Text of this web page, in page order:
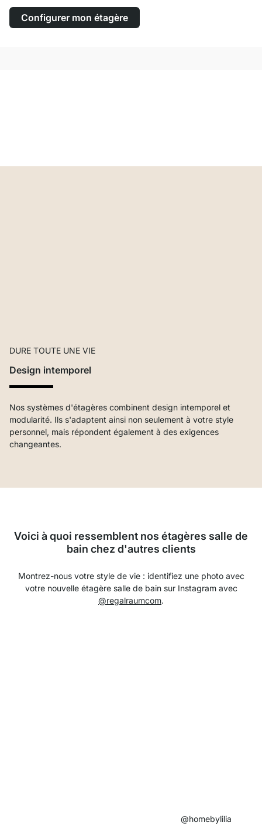
Configurer mon étagère
DURE TOUTE UNE VIE
Design intemporel
Nos systèmes d'étagères combinent design intemporel et
modularité. Ils s'adaptent ainsi non seulement à votre style
personnel, mais répondent également à des exigences
changeantes.
Voici à quoi ressemblent nos étagères salle de
bain chez d'autres clients
Montrez-nous votre style de vie : identifiez une photo avec
votre nouvelle étagère salle de bain sur Instagram avec
@regalraumcom.
@homebylilia ​